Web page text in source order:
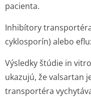
pacienta.
Inhibítory
cyklosporín) alebo
Výsledky štúdie in vitro
ukazujú, že valsartan
transportéra